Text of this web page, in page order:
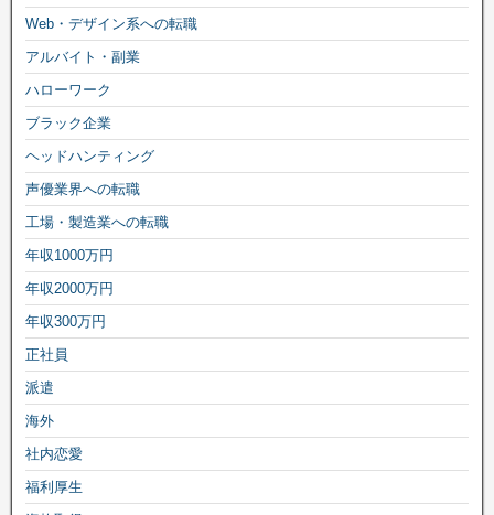
Web・デザイン系への転職
アルバイト・副業
ハローワーク
ブラック企業
ヘッドハンティング
声優業界への転職
工場・製造業への転職
年収1000万円
年収2000万円
年収300万円
正社員
派遣
海外
社内恋愛
福利厚生